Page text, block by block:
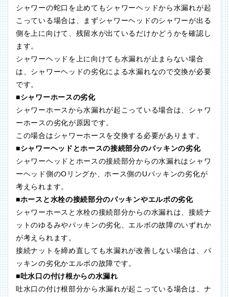
シャワーの蛇口を止めてもシャワーヘッドから水漏れが起
こっている場合は、まずシャワーヘッドのシャワーが出る
側を上に向けて、残留水が出ているだけかどうかを確認し
ます。
シャワーヘッドを上に向けても水漏れが止まらない場合
は、シャワーヘッドの劣化による水漏れなので交換が必要
です。
■シャワーホースの劣化
シャワーホースから水漏れが起こっている場合は、シャワ
ーホースの劣化が原因です。
この場合はシャワーホースを交換する必要があります。
■シャワーヘッドとホースの接続部分のパッキンの劣化
シャワーヘッドとホースの接続部分からの水漏れはシャワ
ーヘッド側のOリングか、ホース側のUパッキンの劣化が
考えられます。
■ホースと水栓の接続部分のパッキンやエルボの劣化
シャワーホースと水栓の接続部分からの水漏れは、接続ナ
ットのゆるみやパッキンの劣化、エルボの故障のいずれか
が考えられます。
接続ナットを締め直しても水漏れが改善しない場合は、パ
ッキンの劣化かエルボの故障です。
■吐水口の付け根からの水漏れ
吐水口の付け根部分から水漏れが起こっている場合は、ナ